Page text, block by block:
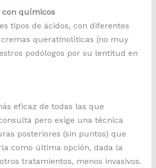
químicos
tipos de ácidos, con diferentes
queratinolíticas (no muy
podólogos por su lentitud en
eficaz de todas las que
pero exige una técnica
posteriores (sin puntos) que
como última opción, dada la
tratamientos, menos invasivos.